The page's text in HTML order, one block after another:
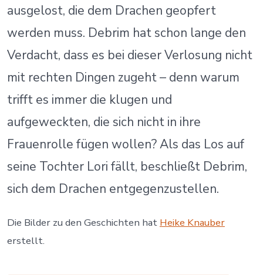
ausgelost, die dem Drachen geopfert
werden muss. Debrim hat schon lange den
Verdacht, dass es bei dieser Verlosung nicht
mit rechten Dingen zugeht – denn warum
trifft es immer die klugen und
aufgeweckten, die sich nicht in ihre
Frauenrolle fügen wollen? Als das Los auf
seine Tochter Lori fällt, beschließt Debrim,
sich dem Drachen entgegenzustellen.
Die Bilder zu den Geschichten hat Heike Knauber
erstellt.